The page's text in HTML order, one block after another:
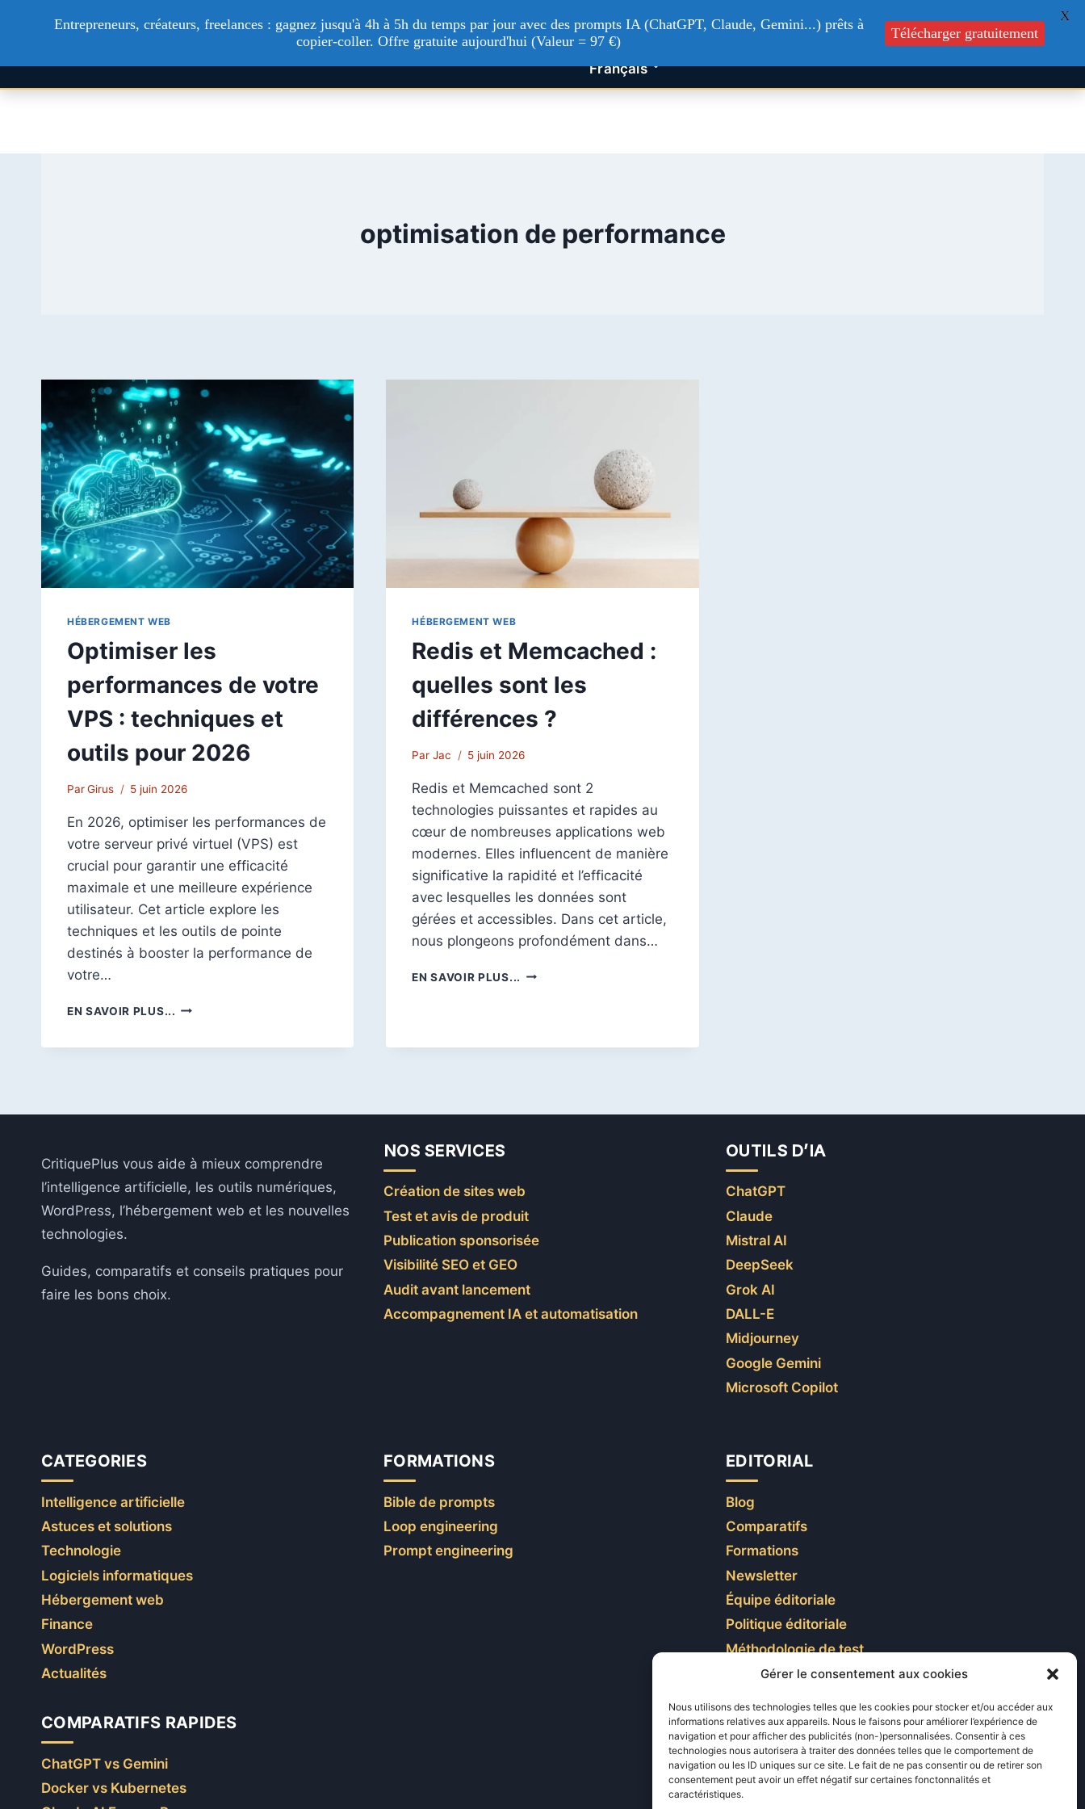
Gérer le consentement aux cookies
Nous utilisons des technologies telles que les cookies pour stocker et/ou accéder aux
informations relatives aux appareils. Nous le faisons pour améliorer l’expérience de
navigation et pour afficher des publicités (non-)personnalisées. Consentir à ces
technologies nous autorisera à traiter des données telles que le comportement de
navigation ou les ID uniques sur ce site. Le fait de ne pas consentir ou de retirer son
consentement peut avoir un effet négatif sur certaines fonctonnalités et
caractéristiques.
Technologie Actualités Tech Intelligence artificielle Nos services Formations Blog Contactez-nous
Français
optimisation de performance
HÉBERGEMENT WEB
Optimiser les
performances de votre
VPS : techniques et
outils pour 2026
ParGirus 5 juin 2026
En 2026, optimiser les performances de
votre serveur privé virtuel (VPS) est
crucial pour garantir une efficacité
maximale et une meilleure expérience
utilisateur. Cet article explore les
techniques et les outils de pointe
destinés à booster la performance de
votre…
EN SAVOIR PLUS... OPTIMISER
OUTILS
2026
HÉBERGEMENT WEB
Redis et Memcached :
quelles sont les
différences ?
Par Jac 5 juin 2026
Redis et Memcached sont 2
technologies puissantes et rapides au
cœur de nombreuses applications web
modernes. Elles influencent de manière
significative la rapidité et l’efficacité
avec lesquelles les données sont
gérées et accessibles. Dans cet article,
nous plongeons profondément dans…
EN SAVOIR PLUS... REDIS
CritiquePlus vous aide à mieux comprendre
l’intelligence artificielle, les outils numériques,
WordPress, l’hébergement web et les nouvelles
technologies.
Guides, comparatifs et conseils pratiques pour
faire les bons choix.
NOS SERVICES
Création de sites web
Test et avis de produit
Publication sponsorisée
Visibilité SEO et GEO
Audit avant lancement
Accompagnement IA et automatisation
OUTILS D’IA
ChatGPT
Claude
Mistral AI
DeepSeek
Grok AI
DALL-E
Midjourney
Google Gemini
Microsoft Copilot
CATEGORIES
Intelligence artificielle
Astuces et solutions
Technologie
Logiciels informatiques
Hébergement web
Finance
WordPress
Actualités
COMPARATIFS RAPIDES
ChatGPT vs Gemini
Docker vs Kubernetes
FORMATIONS
Bible de prompts
Loop engineering
Prompt engineering
EDITORIAL
Blog
Comparatifs
Formations
Newsletter
Équipe éditoriale
Politique éditoriale
Méthodologie de test
Transparence et affiliation
LIENS UTILES
Contactez-nous
Entrepreneurs, créateurs, freelances : gagnez jusqu'à 4h à 5h du temps par jour avec des prompts IA (ChatGPT, Claude, Gemini...) prêts à
copier-coller. Offre gratuite aujourd'hui (Valeur = 97 €)
Télécharger gratuitement
X